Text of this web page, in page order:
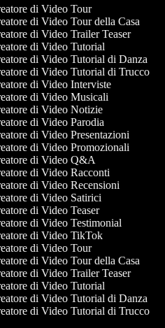
di Video Tour
di Video Tour della Casa
di Video Trailer Teaser
di Video Tutorial
di Video Tutorial di Danza
di Video Tutorial di Trucco
di Video Interviste
di Video Musicali
di Video Notizie
di Video Parodia
di Video Presentazioni
di Video Promozionali
di Video Q&A
di Video Racconti
di Video Recensioni
di Video Satirici
di Video Teaser
di Video Testimonial
di Video TikTok
di Video Tour
di Video Tour della Casa
di Video Trailer Teaser
di Video Tutorial
di Video Tutorial di Danza
di Video Tutorial di Trucco